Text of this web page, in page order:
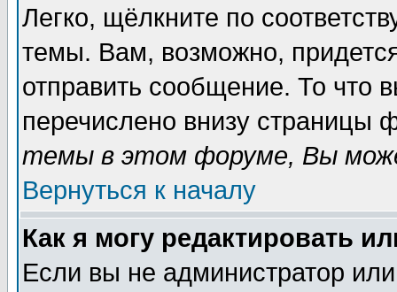
Легко, щёлкните по
темы. Вам, возможно,
отправить сообщение. То что
перечислено внизу страницы
темы в этом форуме, Вы
Вернуться к началу
Как я могу редактировать
Если вы не администратор